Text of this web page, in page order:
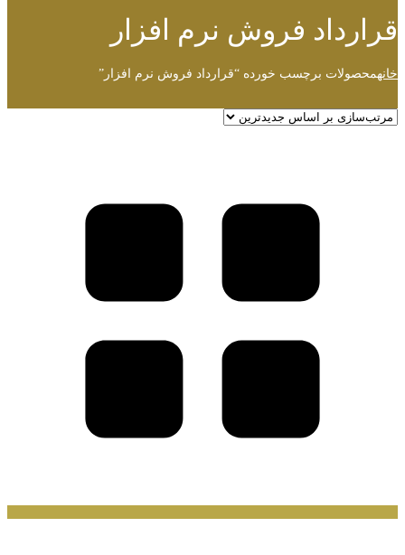
قرارداد فروش نرم افزار
خانهمحصولات برچسب خورده “قرارداد فروش نرم افزار”